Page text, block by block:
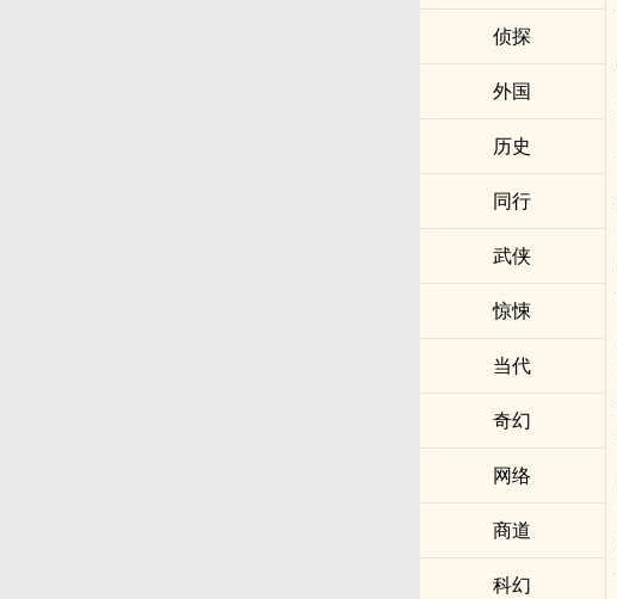
侦探
外国
历史
同行
武侠
惊悚
当代
奇幻
网络
商道
科幻